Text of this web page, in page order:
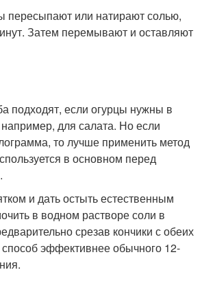
пересыпают или натирают солью,
Затем перемывают и оставляют
подходят, если огурцы нужны в
для салата. Но если
то лучше применить метод
в основном перед
и дать остыть естественным
в водном растворе соли в
срезав кончики с обеих
эффективнее обычного 12-